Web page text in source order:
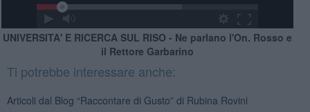
UNIVERSITA' E RICERCA SUL RISO - Ne parlano l'On. Rosso e
il Rettore Garbarino
Ti potrebbe interessare anche:
Articoli dal Blog “Raccontare di Gusto” di Rubina Rovini